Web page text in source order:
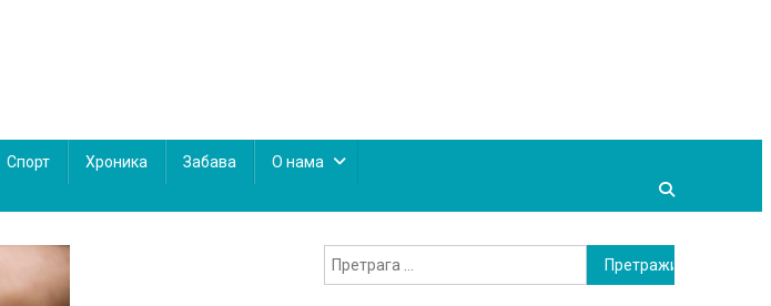
Спорт Хроника Забава О нама
Претрага
за: